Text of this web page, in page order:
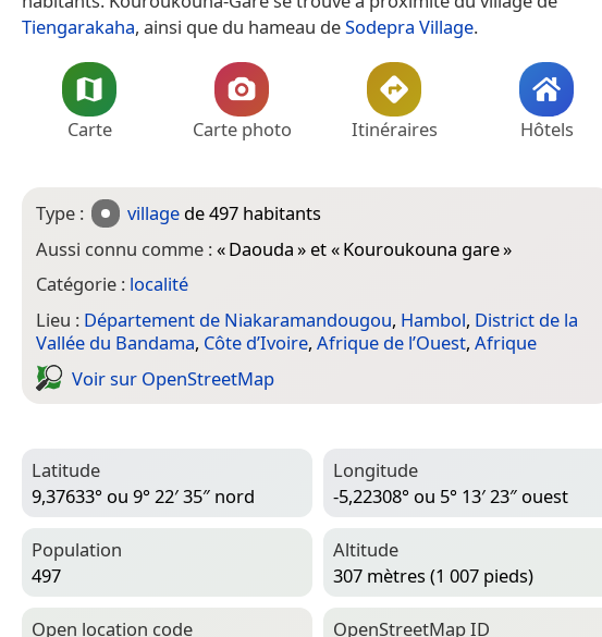
Tiengarakaha, ainsi que du hameau deSodepra Village.
Carte Carte photo Itinéraires Hôtels
Type : village de 497 habitants
Aussi connu comme :«Daouda» et «Kouroukouna gare»
Catégorie : localité
Lieu : Département de Niakaramandougou, Hambol, District de la
Vallée du Bandama, Côte d’Ivoire, Afrique de l’Ouest, Afrique
Voir sur Open­Street­Map
Latitude
9,37633° ou 9° 22′ 35″ nord
Longitude
-5,22308° ou 5° 13′ 23″ ouest
Population
497
Altitude
307 mètres (1 007 pieds)
Open location code Open­Street­Map ID